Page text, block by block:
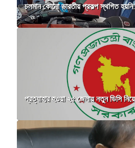
চলমান কোনো ভারতীয় প্রকল্প স্থগিত
প্রত্যাহার হওয়া ২৫ জেলায় নতুন ডিসি